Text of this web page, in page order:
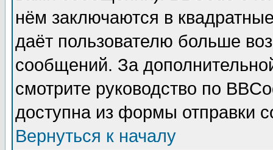
нём заключаются в
даёт пользователю больше
сообщений. За
смотрите руководство по
доступна из формы отправки
Вернуться к началу